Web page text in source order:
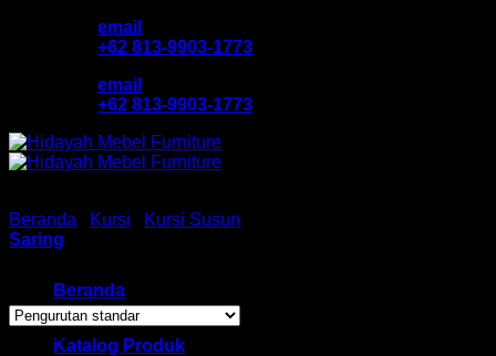
email
+62 813-9903-1773
email
+62 813-9903-1773
Beranda
Katalog Produk
Beranda Kursi Kursi Susun
Saring
Browse